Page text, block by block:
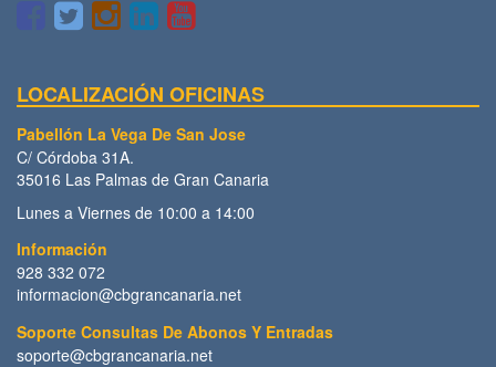
LOCALIZACIÓN OFICINAS
Pabellón La Vega De San Jose
C/ Córdoba 31A.
35016 Las Palmas de Gran Canaria
Lunes a Viernes de 10:00 a 14:00
Información
928 332 072
informacion@cbgrancanaria.net
Soporte Consultas De Abonos Y Entradas
soporte@cbgrancanaria.net